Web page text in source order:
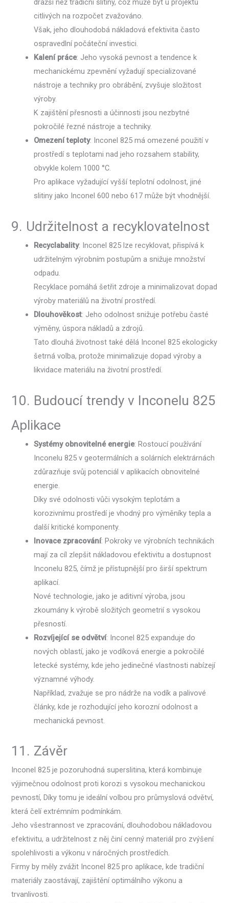
dražší než tradiční slitiny, což může být u projektů
citlivých na rozpočet zvažováno.
Však, jeho dlouhodobá nákladová efektivita často
ospravedlní počáteční investici.
Kalení práce: Jeho vysoká pevnost a tendence k
mechanickému zpevnění vyžadují specializované
nástroje a techniky pro obrábění, zvyšuje složitost
výroby.
K zajištění přesnosti a účinnosti jsou nezbytné
pokročilé řezné nástroje a techniky.
Omezení teploty: Inconel 825 má omezené použití v
prostředí s teplotami nad jeho rozsahem stability,
obvykle kolem 1000 °C.
Pro aplikace vyžadující vyšší teplotní odolnost, jiné
slitiny jako Inconel 600 nebo 617 může být vhodnější.
9. Udržitelnost a recyklovatelnost
Recyclabality: Inconel 825 lze recyklovat, přispívá k
udržitelným výrobním postupům a snižuje množství
odpadu.
Recyklace pomáhá šetřit zdroje a minimalizovat dopad
výroby materiálů na životní prostředí.
Dlouhověkost: Jeho odolnost snižuje potřebu časté
výměny, úspora nákladů a zdrojů.
Tato dlouhá životnost také dělá Inconel 825 ekologicky
šetrná volba, protože minimalizuje dopad výroby a
likvidace materiálu na životní prostředí.
10. Budoucí trendy v Inconelu 825
Aplikace
Systémy obnovitelné energie: Rostoucí používání
Inconelu 825 v geotermálních a solárních elektrárnách
zdůrazňuje svůj potenciál v aplikacích obnovitelné
energie.
Díky své odolnosti vůči vysokým teplotám a
korozivnímu prostředí je vhodný pro výměníky tepla a
další kritické komponenty.
Inovace zpracování: Pokroky ve výrobních technikách
mají za cíl zlepšit nákladovou efektivitu a dostupnost
Inconelu 825, čímž je přístupnější pro širší spektrum
aplikací.
Nové technologie, jako je aditivní výroba, jsou
zkoumány k výrobě složitých geometrií s vysokou
přesností.
Rozvíjející se odvětví: Inconel 825 expanduje do
nových oblastí, jako je vodíková energie a pokročilé
letecké systémy, kde jeho jedinečné vlastnosti nabízejí
významné výhody.
Například, zvažuje se pro nádrže na vodík a palivové
články, kde je rozhodující jeho korozní odolnost a
mechanická pevnost.
11. Závěr
Inconel 825 je pozoruhodná superslitina, která kombinuje
výjimečnou odolnost proti korozi s vysokou mechanickou
pevností, Díky tomu je ideální volbou pro průmyslová odvětví,
která čelí extrémním podmínkám.
Jeho všestrannost ve zpracování, dlouhodobou nákladovou
efektivitu, a udržitelnost z něj činí cenný materiál pro zvýšení
spolehlivosti a výkonu v náročných prostředích.
Firmy by měly zvážit Inconel 825 pro aplikace, kde tradiční
materiály zaostávají, zajištění optimálního výkonu a
trvanlivosti.